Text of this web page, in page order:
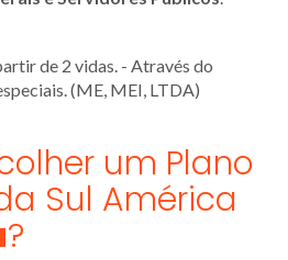
de 2 vidas. - Através do
(ME, MEI, LTDA)
um Plano
Sul América
?